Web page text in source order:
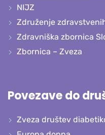
NIJZ
Združenje
Zdravniška zbornica
Zbornica – Zveza
Povezave do
Zveza društev